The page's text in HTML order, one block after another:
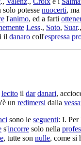
solo potesse nuocerti,
l'animo, ed a farti
Less., Soto, Suar.,
il danaro coll'espressa
lecito il dar danari,
un redimersi dalla
sono le seguenti: I. Per
s'incorre solo nella
, tutte son nulle, come si